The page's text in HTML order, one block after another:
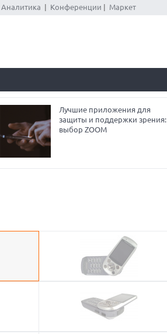
Аналитика Конференции Маркет
Лучшие приложения для
защиты и поддержки зрения:
выбор ZOOM